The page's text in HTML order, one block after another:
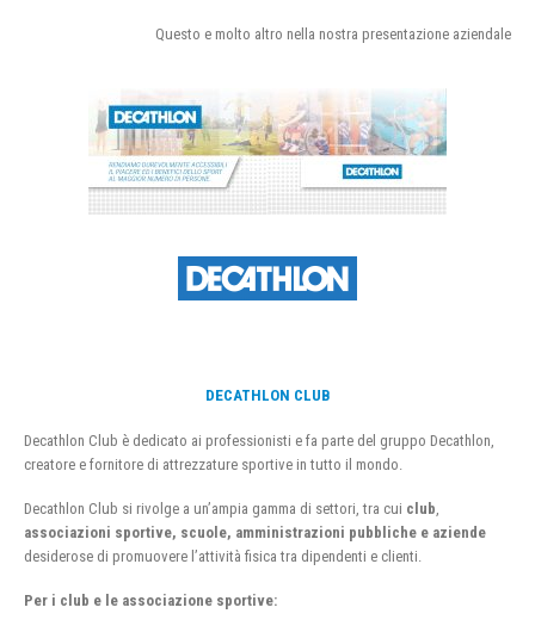
Questo e molto altro nella nostra presentazione aziendale
DECATHLON CLUB
Decathlon Club è dedicato ai professionisti e fa parte del gruppo Decathlon,
creatore e fornitore di attrezzature sportive in tutto il mondo.
Decathlon Club si rivolge a un’ampia gamma di settori, tra cui club
associazioni sportive, scuole, amministrazioni pubbliche e aziende
desiderose di promuovere l’attività fisica tra dipendenti e clienti.
Per i club e le associazione sportive: